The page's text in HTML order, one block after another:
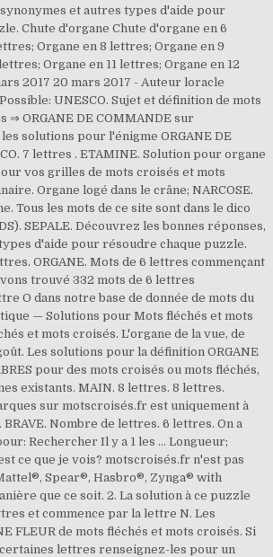
et autres types d'aide pour
Chute d'organe Chute d'organe en 6
Organe en 8 lettres; Organe en 9
Organe en 11 lettres; Organe en 12
2017 20 mars 2017 - Auteur loracle
UNESCO. Sujet et définition de mots
⇒ ORGANE DE COMMANDE sur
solutions pour l'énigme ORGANE DE
7 lettres . ETAMINE. Solution pour organe
vos grilles de mots croisés et mots
Organe logé dans le crâne; NARCOSE.
Tous les mots de ce site sont dans le dico
SEPALE. Découvrez les bonnes réponses,
d'aide pour résoudre chaque puzzle.
ORGANE. Mots de 6 lettres commençant
trouvé 332 mots de 6 lettres
O dans notre base de donnée de mots du
— Solutions pour Mots fléchés et mots
et mots croisés. L'organe de la vue, de
Les solutions pour la définition ORGANE
pour des mots croisés ou mots fléchés,
existants. MAIN. 8 lettres. 8 lettres.
sur motscroisés.fr est uniquement à
Nombre de lettres. 6 lettres. On a
Rechercher Il y a 1 les ... Longueur;
ce que je vois? motscroisés.fr n'est pas
Spear®, Hasbro®, Zynga® with
que ce soit. 2. La solution à ce puzzle
et commence par la lettre N. Les
FLEUR de mots fléchés et mots croisés. Si
lettres renseignez-les pour un